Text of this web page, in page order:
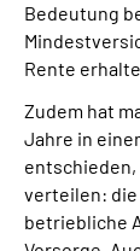
Bedeutung
Rente
Zudem hat
Jahre in
entschieden,
verteilen:
betriebliche